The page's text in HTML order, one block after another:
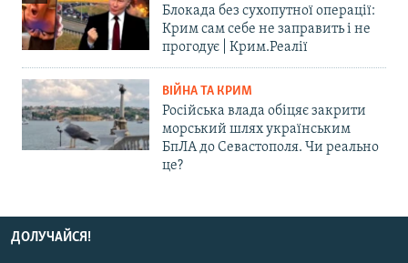
Блокада без сухопутної операції:
Крим сам себе не заправить і не
прогодує | Крим.Реалії
ВІЙНА ТА КРИМ
Російська влада обіцяє закрити
морський шлях українським
БпЛА до Севастополя. Чи реально
це?
ДОЛУЧАЙСЯ!